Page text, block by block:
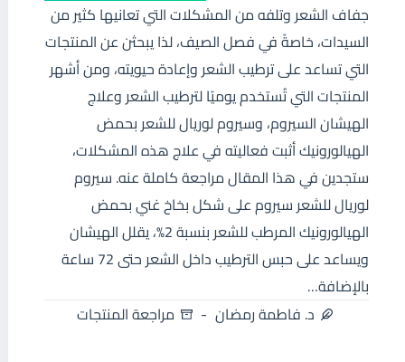
جفاف الشعر وتلفه من المشكلات التي تعانيها كثير من
السيدات، خاصةً في فصل الصيف، لذا يبحثن عن المنتجات
التي تساعد على ترطيب الشعر وإعادة حيويته، ومن أشهر
المنتجات التي تُستخدم يوميًا لترطيب الشعر وعلاج
الهيشان السيروم، وسيروم لوريال للشعر بحمض
الهيالورونيك أثبت فعاليته في علاج هذه المشكلات،
ستجدين في هذا المقال مراجعة كاملة عنه. سيروم
لوريال للشعر سيروم على شكل بخاخ غني بحمض
الهيالورونيك المرطب للشعر بنسبة 2%، يقلل الهيشان
ويساعد على حبس الترطيب داخل الشعر حتى 72 ساعة
بالإضافة…
د. فاطمة رمضان
مراجعة المنتجات